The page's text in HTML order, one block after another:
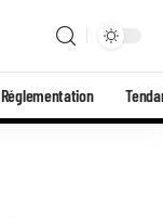
Réglementation